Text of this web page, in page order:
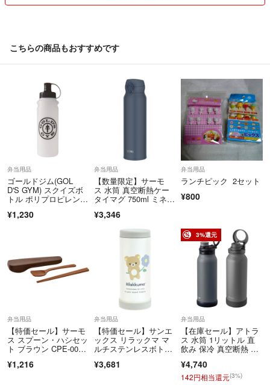
こちらの商品もおすすめです
弁当用品
ゴールドジム(GOL
D'S GYM) スクイズボ
トル ポリプロピレン G
品】 【人気商
¥1,230
弁当用品
【数量限定】サーモ
ス 水筒 真空断熱ケー
タイマグ 750ml ミネラ
¥3,346
弁当用品
ランチピック 2セット
¥800
弁当用品
【特価セール】サーモ
ス スプーン・ハシセッ
ト ブラウン CPE-00
¥1,216
弁当用品
【特価セール】サンエ
ックス リラックマ マ
ルチステンレスボト
¥3,681
3%還元
弁当用品
【在庫セール】アトラ
ス 水筒 1リットル 直
飲み 保冷 真空断熱 ス
¥4,740
142円相当還元(3%)